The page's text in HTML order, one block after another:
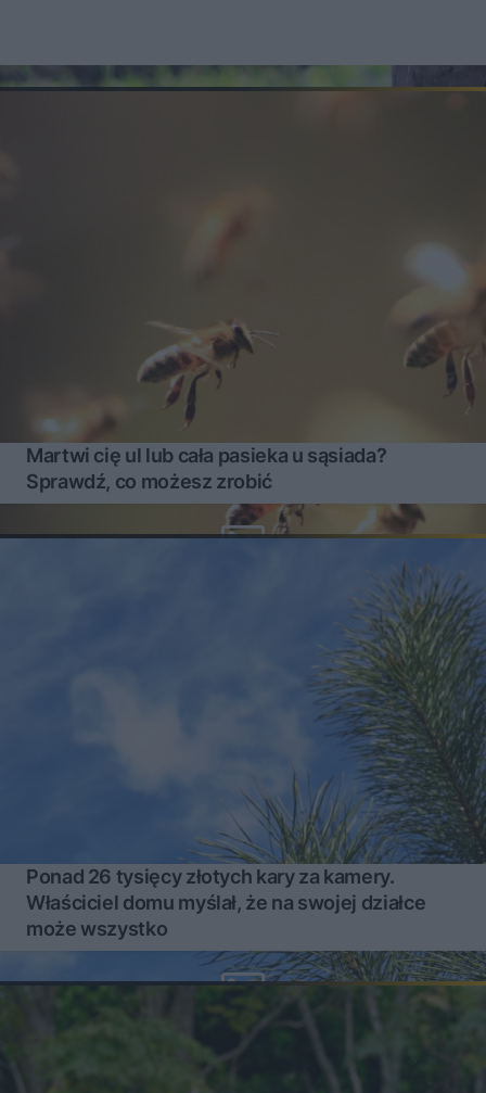
Martwi cię ul lub cała pasieka u sąsiada?
Sprawdź, co możesz zrobić
Ponad 26 tysięcy złotych kary za kamery.
Właściciel domu myślał, że na swojej działce
może wszystko